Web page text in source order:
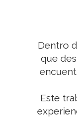
Dentro
que
Este